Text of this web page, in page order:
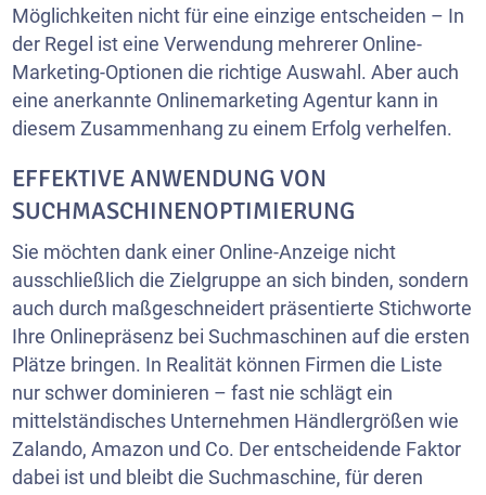
Möglichkeiten nicht für eine einzige entscheiden – In
der Regel ist eine Verwendung mehrerer Online-
Marketing-Optionen die richtige Auswahl. Aber auch
eine anerkannte Onlinemarketing Agentur kann in
diesem Zusammenhang zu einem Erfolg verhelfen.
EFFEKTIVE ANWENDUNG VON
SUCHMASCHINENOPTIMIERUNG
Sie möchten dank einer Online-Anzeige nicht
ausschließlich die Zielgruppe an sich binden, sondern
auch durch maßgeschneidert präsentierte Stichworte
Ihre Onlinepräsenz bei Suchmaschinen auf die ersten
Plätze bringen. In Realität können Firmen die Liste
nur schwer dominieren – fast nie schlägt ein
mittelständisches Unternehmen Händlergrößen wie
Zalando, Amazon und Co. Der entscheidende Faktor
dabei ist und bleibt die Suchmaschine, für deren